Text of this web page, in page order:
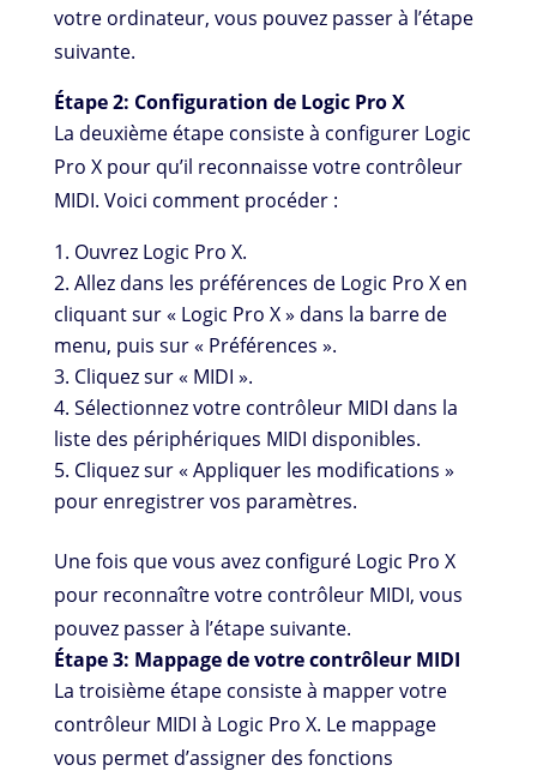
votre ordinateur, vous pouvez passer à l’étape
suivante.
Étape 2: Configuration de Logic Pro X
La deuxième étape consiste à configurer Logic
Pro X pour qu’il reconnaisse votre contrôleur
MIDI. Voici comment procéder :
Ouvrez Logic Pro X.
Allez dans les préférences de Logic Pro X en
cliquant sur « Logic Pro X » dans la barre de
menu, puis sur « Préférences ».
Cliquez sur « MIDI ».
Sélectionnez votre contrôleur MIDI dans la
liste des périphériques MIDI disponibles.
Cliquez sur « Appliquer les modifications »
pour enregistrer vos paramètres.
Une fois que vous avez configuré Logic Pro X
pour reconnaître votre contrôleur MIDI, vous
pouvez passer à l’étape suivante.
Étape 3: Mappage de votre contrôleur MIDI
La troisième étape consiste à mapper votre
contrôleur MIDI à Logic Pro X. Le mappage
vous permet d’assigner des fonctions